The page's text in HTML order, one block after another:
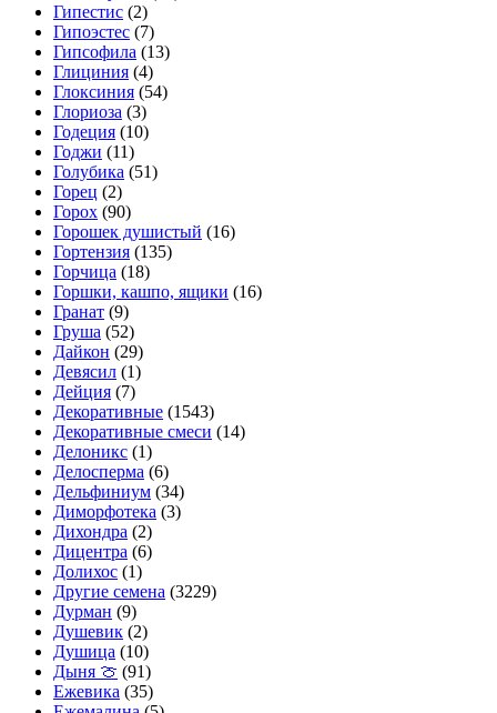
Гипестис (2)
Гипоэстес (7)
Гипсофила (13)
Глициния (4)
Глоксиния (54)
Глориоза (3)
Годеция (10)
Годжи (11)
Голубика (51)
Горец (2)
Горох (90)
Горошек душистый (16)
Гортензия (135)
Горчица (18)
Горшки, кашпо, ящики (16)
Гранат (9)
Груша (52)
Дайкон (29)
Девясил (1)
Дейция (7)
Декоративные (1543)
Декоративные смеси (14)
Делоникс (1)
Делосперма (6)
Дельфиниум (34)
Диморфотека (3)
Дихондра (2)
Дицентра (6)
Долихос (1)
Другие семена (3229)
Дурман (9)
Душевик (2)
Душица (10)
Дыня 🍈 (91)
Ежевика (35)